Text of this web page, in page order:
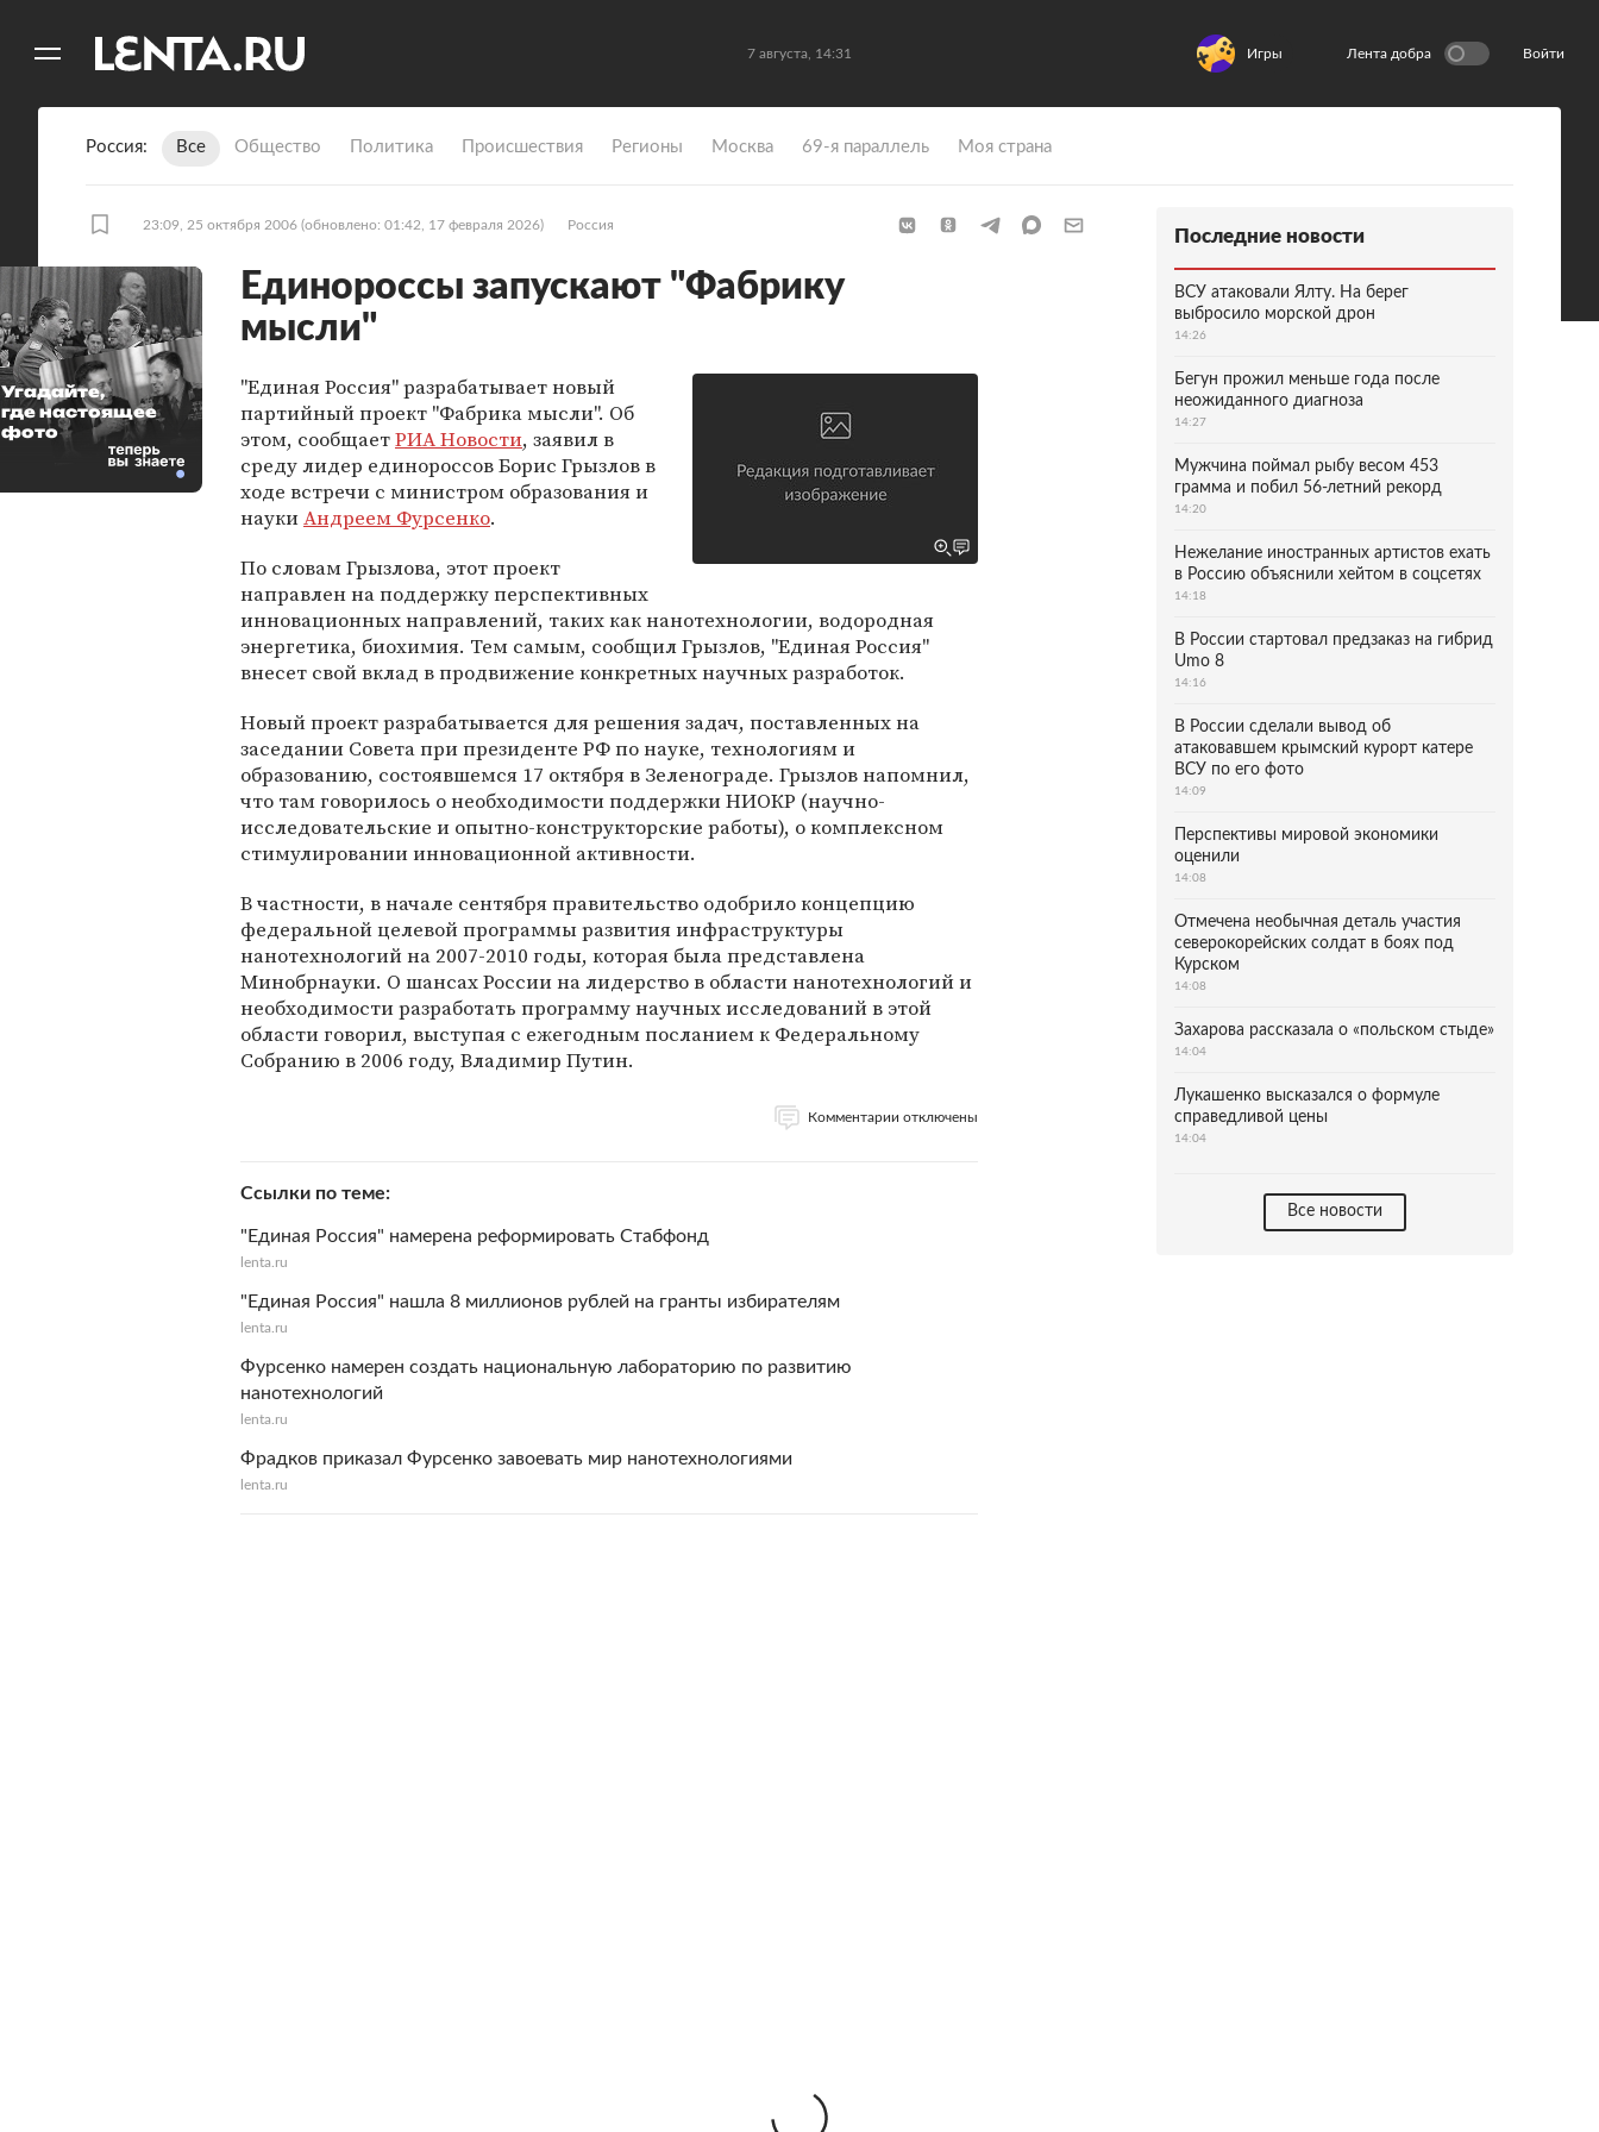
7 августа, 14:31 Игры Лента добра Войти
Россия Все Общество Политика Происшествия Регионы Москва 69-я параллель Моя страна
23:09, 25 октября 2006 (обновлено: 01:42, 17 февраля 2026) Россия
Единороссы запускают "Фабрику
мысли"
"Единая Россия" разрабатывает новый
партийный проект "Фабрика мысли". Об
этом, сообщаетРИА Новости, заявил в
среду лидер единороссов Борис Грызлов в
ходе встречи с министром образования и
наукиАндреем Фурсенко.
По словам Грызлова, этот проект
направлен на поддержку перспективных
инновационных направлений, таких как нанотехнологии, водородная
энергетика, биохимия. Тем самым, сообщил Грызлов, "Единая Россия"
внесет свой вклад в продвижение конкретных научных разработок.
Новый проект разрабатывается для решения задач, поставленных на
заседании Совета при президенте РФ по науке, технологиям и
образованию, состоявшемся 17 октября в Зеленограде. Грызлов напомнил,
что там говорилось о необходимости поддержки НИОКР (научно-
исследовательские и опытно-конструкторские работы), о комплексном
стимулировании инновационной активности.
В частности, в начале сентября правительство одобрило концепцию
федеральной целевой программы развития инфраструктуры
нанотехнологий на 2007-2010 годы, которая была представлена
Минобрнауки. О шансах России на лидерство в области нанотехнологий и
необходимости разработать программу научных исследований в этой
области говорил, выступая с ежегодным посланием к Федеральному
Собранию в 2006 году, Владимир Путин.
Комментарии отключены
Ссылки по теме
"Единая Россия" намерена реформировать Стабфонд
lenta.ru
"Единая Россия" нашла 8 миллионов рублей на гранты избирателям
lenta.ru
Фурсенко намерен создать национальную лабораторию по развитию
нанотехнологий
lenta.ru
Фрадков приказал Фурсенко завоевать мир нанотехнологиями
lenta.ru
Угадайте,
где настоящее
фото
Последние новости
ВСУ атаковали Ялту. На берег
выбросило морской дрон
14:26
Бегун прожил меньше года после
неожиданного диагноза
14:27
Мужчина поймал рыбу весом 453
грамма и побил 56-летний рекорд
14:20
Нежелание иностранных артистов ехать
в Россию объяснили хейтом в соцсетях
14:18
В России стартовал предзаказ на гибрид
Umo 8
14:16
В России сделали вывод об
атаковавшем крымский курорт катере
ВСУ по его фото
14:09
Перспективы мировой экономики
оценили
14:08
Отмечена необычная деталь участия
северокорейских солдат в боях под
Курском
14:08
Захарова рассказала о «польском стыде»
14:04
Лукашенко высказался о формуле
справедливой цены
14:04
Все новости